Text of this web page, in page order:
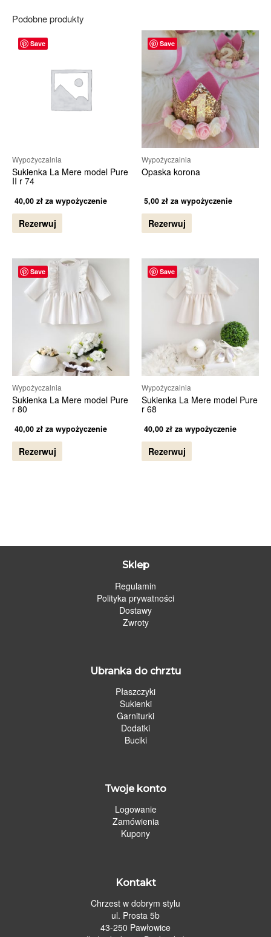
Podobne produkty
Save
Wypożyczalnia
Sukienka La Mere model Pure
II r 74
40,00 zł za wypożyczenie
Rezerwuj
Save
Wypożyczalnia
Opaska korona
5,00 zł za wypożyczenie
Rezerwuj
Save
Wypożyczalnia
Sukienka La Mere model Pure
r 80
40,00 zł za wypożyczenie
Rezerwuj
Save
Wypożyczalnia
Sukienka La Mere model Pure
r 68
40,00 zł za wypożyczenie
Rezerwuj
Sklep
Regulamin
Polityka prywatności
Dostawy
Zwroty
Ubranka do chrztu
Płaszczyki
Sukienki
Garniturki
Dodatki
Buciki
Twoje konto
Logowanie
Zamówienia
Kupony
Kontakt
Chrzest w dobrym stylu
ul. Prosta 5b
43-250 Pawłowice